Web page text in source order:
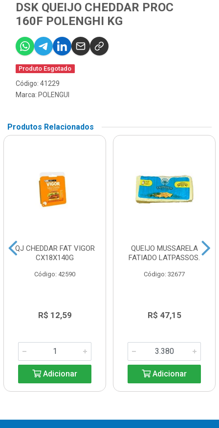
DSK QUEIJO CHEDDAR PROC
160F POLENGHI KG
Produto Esgotado
Código: 41229
Marca: POLENGUI
Produtos Relacionados
QJ CHEDDAR FAT VIGOR
CX18X140G
Código: 42590
R$ 12,59
Adicionar
QUEIJO MUSSARELA
FATIADO LATPASSOS.
Código: 32677
R$ 47,15
Adicionar